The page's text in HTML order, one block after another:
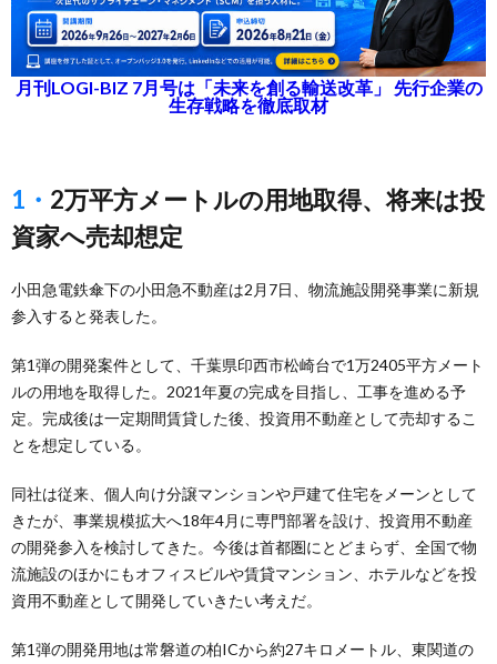
月刊LOGI-BIZ 7月号は「未来を創る輸送改革」 先行企業の
生存戦略を徹底取材
1・2万平方メートルの用地取得、将来は投
資家へ売却想定
小田急電鉄傘下の小田急不動産は2月7日、物流施設開発事業に新規
参入すると発表した。
第1弾の開発案件として、千葉県印西市松崎台で1万2405平方メート
ルの用地を取得した。2021年夏の完成を目指し、工事を進める予
定。完成後は一定期間賃貸した後、投資用不動産として売却するこ
とを想定している。
同社は従来、個人向け分譲マンションや戸建て住宅をメーンとして
きたが、事業規模拡大へ18年4月に専門部署を設け、投資用不動産
の開発参入を検討してきた。今後は首都圏にとどまらず、全国で物
流施設のほかにもオフィスビルや賃貸マンション、ホテルなどを投
資用不動産として開発していきたい考えだ。
第1弾の開発用地は常磐道の柏ICから約27キロメートル、東関道の